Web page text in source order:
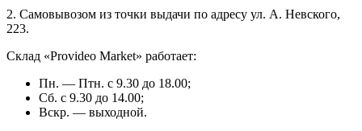
2. Самовывозом из точки выдачи по адресу ул. А. Невского,
223.
Склад «Provideo Market» работает:
Пн. — Птн. с 9.30 до 18.00;
Сб. с 9.30 до 14.00;
Вскр. — выходной.